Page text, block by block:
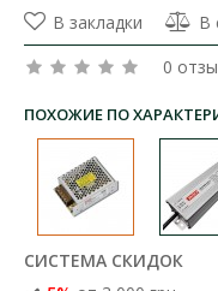
В закладки
В
0
ПОХОЖИЕ ПО
СИСТЕМА СКИДОК